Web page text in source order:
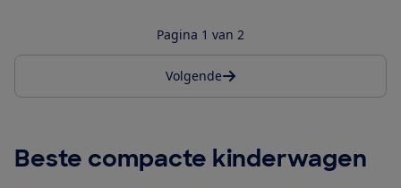
Pagina 1 van 2
Volgende
Beste compacte kinderwagen